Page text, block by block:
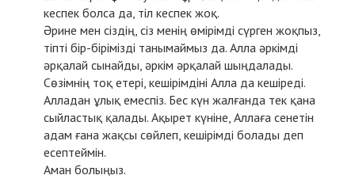
кеспек болса да, тіл кеспек жоқ.
Әрине мен сіздің, сіз менің өмірімді сүрген жоқпыз,
тіпті бір-бірімізді танымаймыз да. Алла әркімді
әрқалай сынайды, әркім әрқалай шыңдалады.
Сөзімнің тоқ етері, кешірімдіні Алла да кешіреді.
Алладан ұлық емеспіз. Бес күн жалғанда тек қана
сыйластық қалады. Ақырет күніне, Аллаға сенетін
адам ғана жақсы сөйлеп, кешірімді болады деп
есептеймін.
Аман болыңыз.